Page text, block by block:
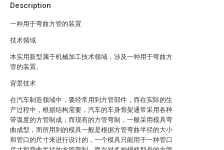
Description
一种用于弯曲方管的装置
技术领域
本实用新型属于机械加工技术领域，涉及一种用于弯曲方
管的装置。
背景技术
在汽车制造领域中，要经常用到方管部件，而在实际的生
产过程中，根据结构需要，汽车的车身骨架通常采用各种
带弧度的方管制成，而现有的方管弯制，一般采用模具弯
曲成型，而所用到的模具一般是根据方管弯曲半径的大小
和管口的尺寸来进行设计的，一个模具只能用于一种管口